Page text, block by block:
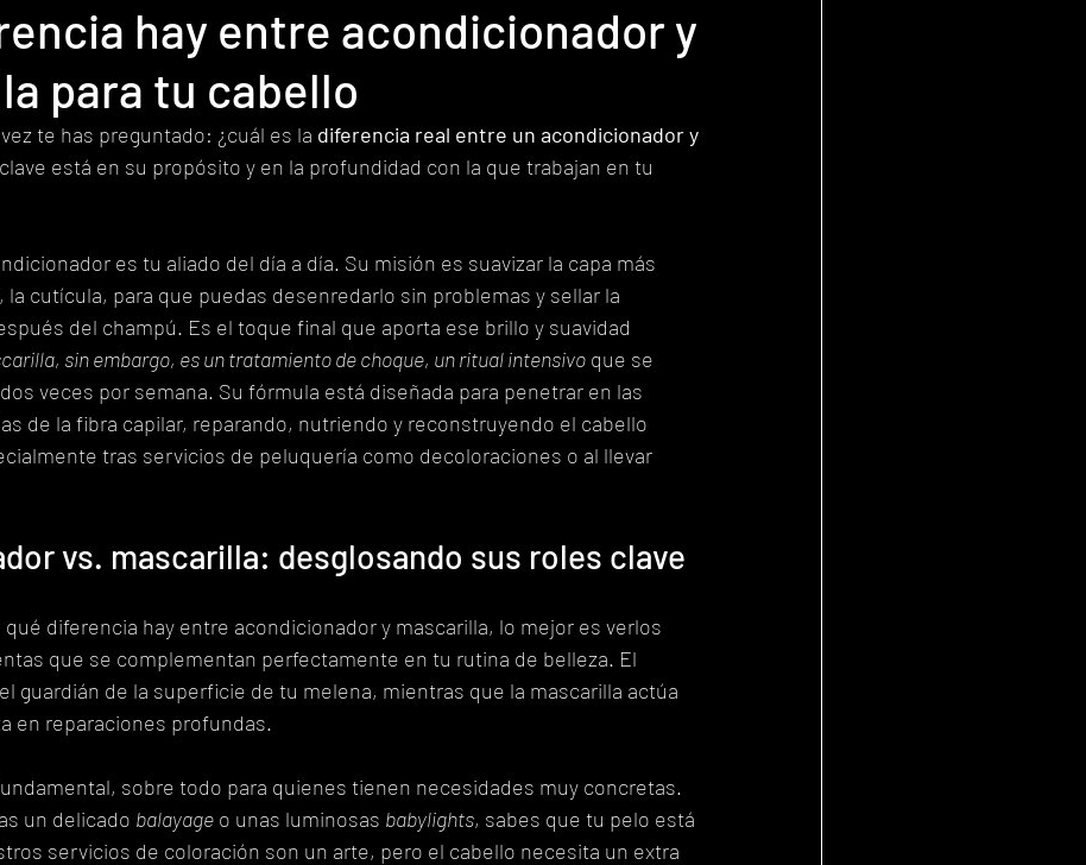
hay entre acondicionador y
para tu cabello
te has preguntado: ¿cuál es la diferencia real entre un acondicionador y
está en su propósito y en la profundidad con la que trabajan en tu
es tu aliado del día a día. Su misión es suavizar la capa más
la cutícula, para que puedas desenredarlo sin problemas y sellar la
del champú. Es el toque final que aporta ese brillo y suavidad
sin embargo, es un tratamiento de choque, un ritual intensivo que se
veces por semana. Su fórmula está diseñada para penetrar en las
de la fibra capilar, reparando, nutriendo y reconstruyendo el cabello
tras servicios de peluquería como decoloraciones o al llevar
vs. mascarilla: desglosando sus roles clave
diferencia hay entre acondicionador y mascarilla, lo mejor es verlos
que se complementan perfectamente en tu rutina de belleza. El
guardián de la superficie de tu melena, mientras que la mascarilla actúa
en reparaciones profundas.
sobre todo para quienes tienen necesidades muy concretas.
un delicado balayage o unas luminosas babylights, sabes que tu pelo está
servicios de coloración son un arte, pero el cabello necesita un extra